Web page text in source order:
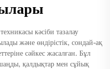
кәсіби тазалау
және өндірістік, сондай-ақ
сәйкес жасалған. Бұл
қалдықтар мен сұйық